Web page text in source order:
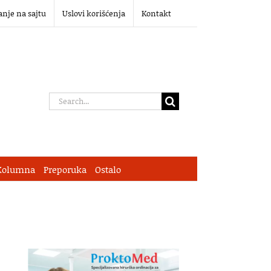
na sajtu Uslovi korišćenja Kontakt
Search
Preporuka Ostalo